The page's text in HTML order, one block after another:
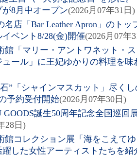
8月中オープン(2026月07年31日)
名店「Bar Leather Apron」のト
ベント8/28(金)開催(2026月07年
館「マリー・アントワネット・
ール」に王妃ゆかりの料理を
”「シャインマスカット」尽く
予約受付開始(2026月07年30日)
GOODS誕生50周年記念全国巡回
28日)
館コレクション展「海をこえて
躍した女性アーティストたちを紹